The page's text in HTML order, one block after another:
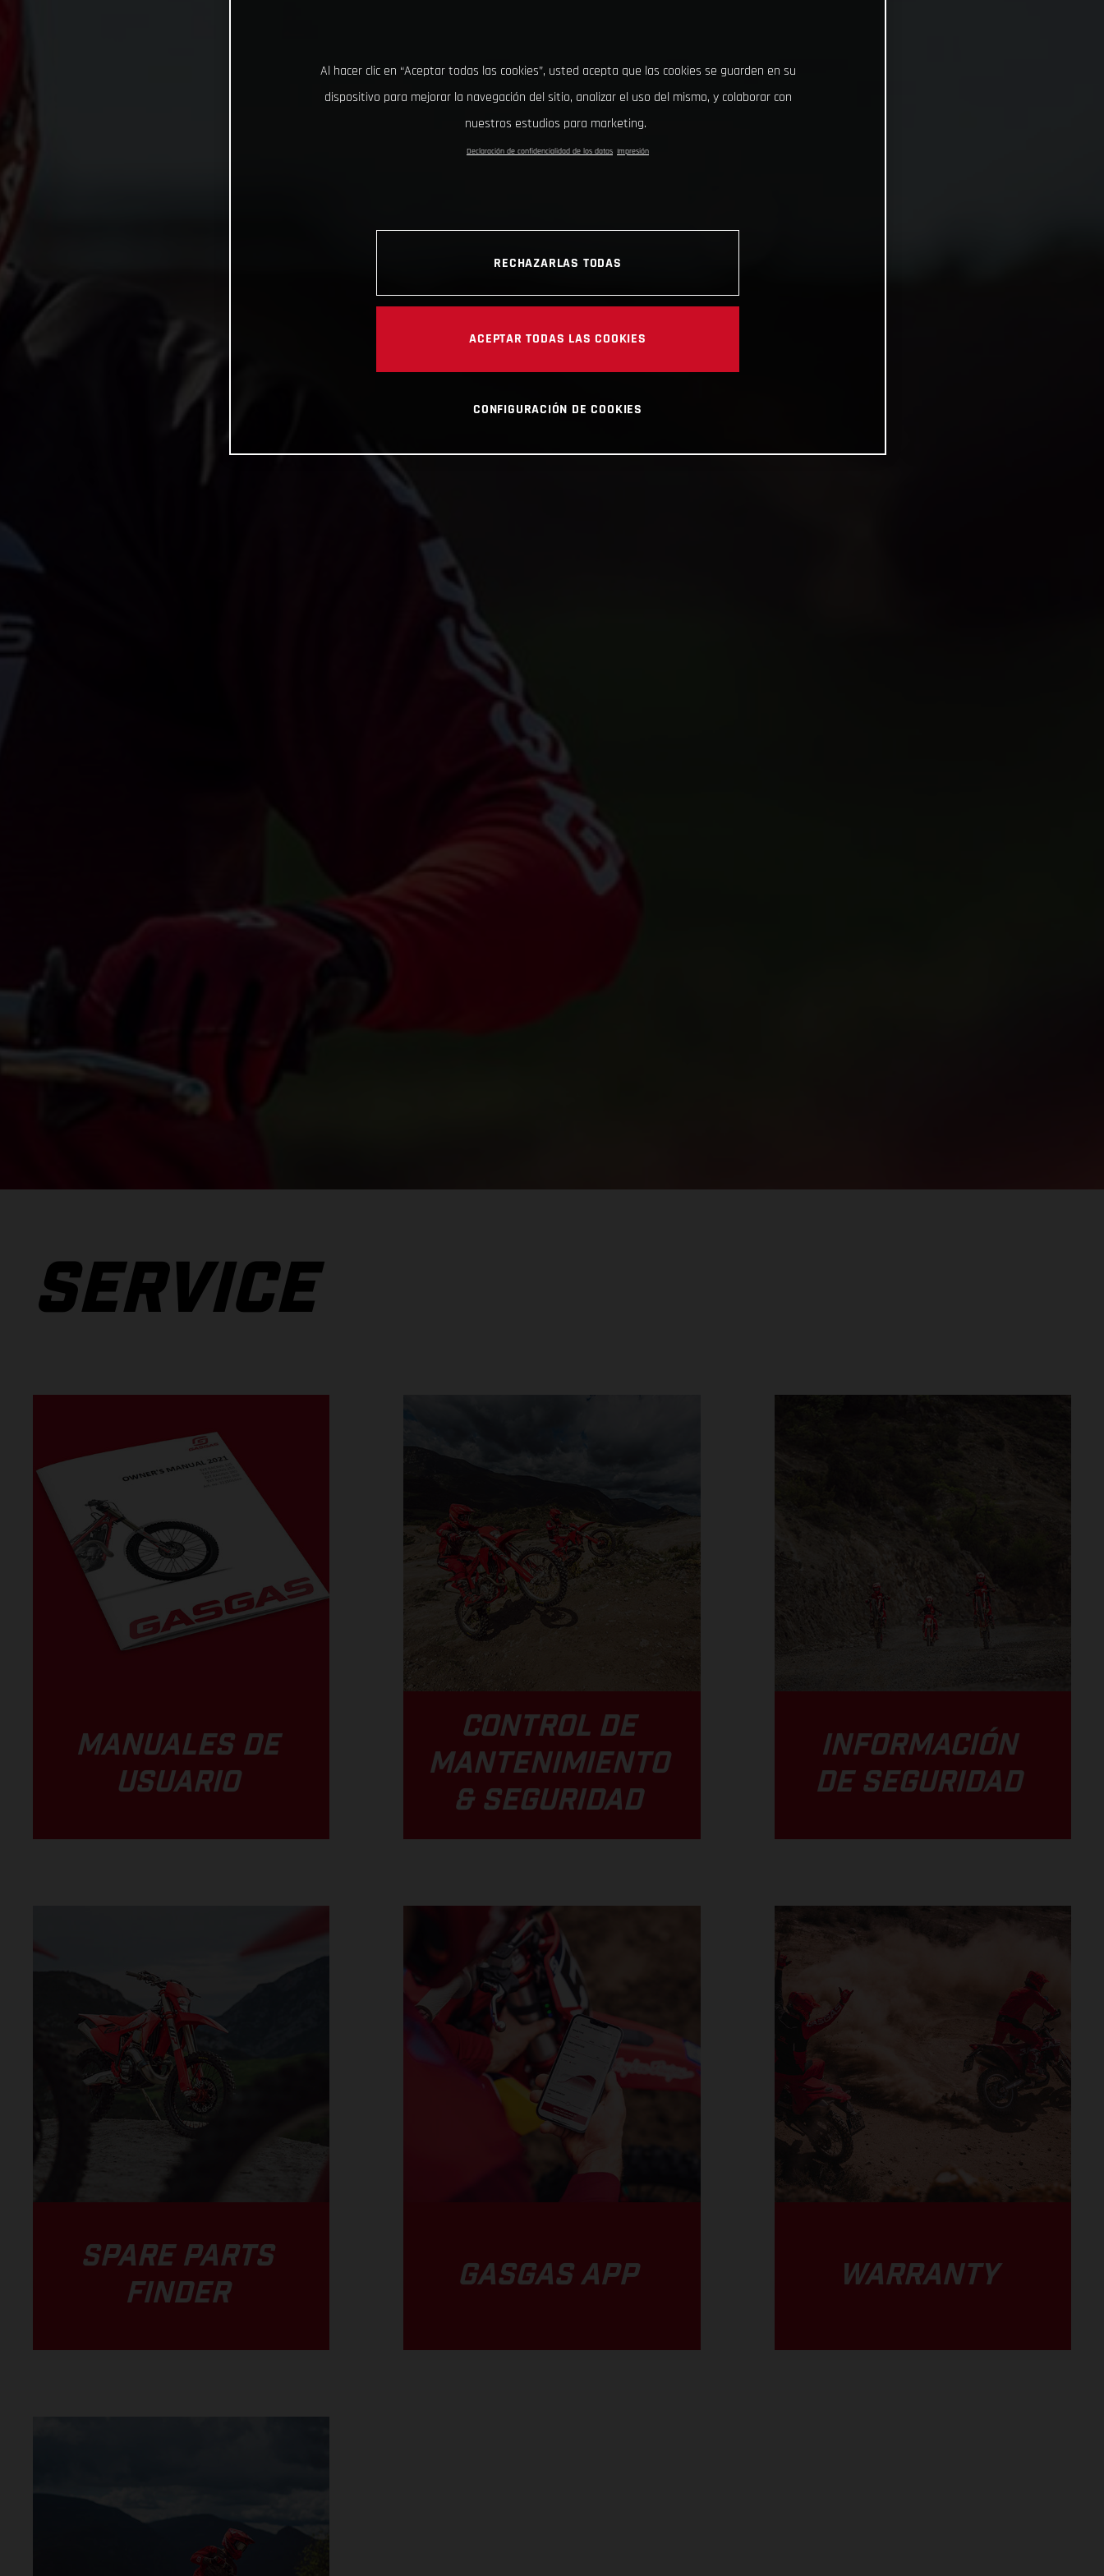
SERVICE
MANUALES DE
USUARIO
CONTROL DE
MANTENIMIENTO
& SEGURIDAD
INFORMACIÓN
DE SEGURIDAD
SPARE PARTS
FINDER
GASGAS APP WARRANTY
Al hacer clic en “Aceptar todas las cookies”, usted acepta que las cookies se guarden en su
dispositivo para mejorar la navegación del sitio, analizar el uso del mismo, y colaborar con
nuestros estudios para marketing.
Declaración de confidencialidad de los datos Impresión
RECHAZARLAS TODAS
ACEPTAR TODAS LAS COOKIES
CONFIGURACIÓN DE COOKIES